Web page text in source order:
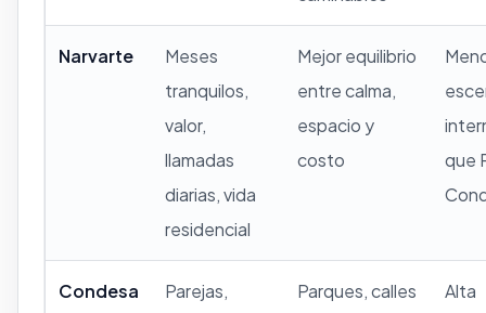
Narvarte
Meses
tranquilos,
valor,
llamadas
diarias, vida
residencial
Mejor equilibrio
entre calma,
espacio y
costo
que
Condesa
Parejas,
Parques, calles
Alta